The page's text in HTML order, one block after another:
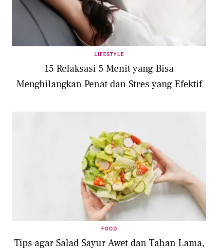
LIFESTYLE
15 Relaksasi 5 Menit yang Bisa
Menghilangkan Penat dan Stres yang Efektif
FOOD
Tips agar Salad Sayur Awet dan Tahan Lama,